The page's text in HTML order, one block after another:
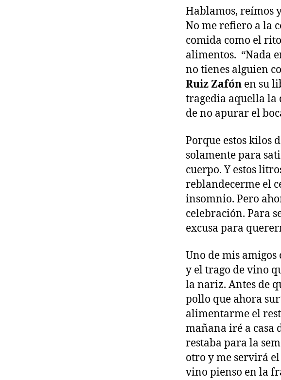
Hablamos, reímos
No me refiero a la
comida como el
alimentos. “Nada
no tienes alguien
Ruiz Zafón en su
tragedia aquella la
de no apurar el
Porque estos kilos
solamente para
cuerpo. Y estos
reblandecerme el
insomnio. Pero
celebración. Para
excusa para
Uno de mis
y el trago de vino
la nariz. Antes de
pollo que ahora
alimentarme el
mañana iré a casa
restaba para la
otro y me servirá
vino pienso en la